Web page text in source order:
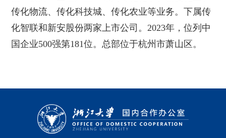
传化物流、传化科技城、传化农业等业务。下属传
化智联和新安股份两家上市公司。2023年，位列中
国企业500强第181位。总部位于杭州市萧山区。